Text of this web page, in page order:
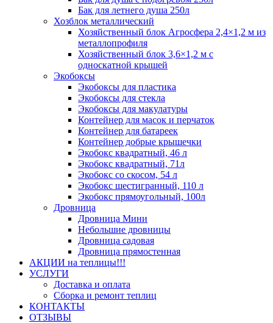
Бак для летнего душа 250л
Хозблок металлический
Хозяйственный блок Агросфера 2,4×1,2 м из
металлопрофиля
Хозяйственный блок 3,6×1,2 м с
односкатной крышей
Экобоксы
Экобоксы для пластика
Экобоксы для стекла
Экобоксы для макулатуры
Контейнер для масок и перчаток
Контейнер для батареек
Контейнер добрые крышечки
Экобокс квадратный, 46 л
Экобокс квадратный, 71л
Экобокс со скосом, 54 л
Экобокс шестигранный, 110 л
Экобокс прямоугольный, 100л
Дровница
Дровница Мини
Небольшие дровницы
Дровница садовая
Дровница прямостенная
АКЦИИ на теплицы!!!
УСЛУГИ
Доставка и оплата
Сборка и ремонт теплиц
КОНТАКТЫ
ОТЗЫВЫ